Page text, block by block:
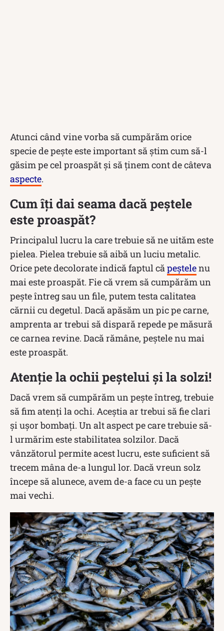
Atunci când vine vorba să cumpărăm orice
specie de pește este important să știm cum să-l
găsim pe cel proaspăt și să ținem cont de câteva
aspecte.
Cum îți dai seama dacă peștele
este proaspăt?
Principalul lucru la care trebuie să ne uităm este
pielea. Pielea trebuie să aibă un luciu metalic.
Orice pete decolorate indică faptul că peștelenu
mai este proaspăt. Fie că vrem să cumpărăm un
pește întreg sau un file, putem testa calitatea
cărnii cu degetul. Dacă apăsăm un pic pe carne,
amprenta ar trebui să dispară repede pe măsură
ce carnea revine. Dacă rămâne, peștele nu mai
este proaspăt.
Atenție la ochii peștelui și la solzi!
Dacă vrem să cumpărăm un pește întreg, trebuie
să fim atenți la ochi. Aceștia ar trebui să fie clari
și ușor bombați. Un alt aspect pe care trebuie să-
l urmărim este stabilitatea solzilor. Dacă
vânzătorul permite acest lucru, este suficient să
trecem mâna de-a lungul lor. Dacă vreun solz
începe să alunece, avem de-a face cu un pește
mai vechi.